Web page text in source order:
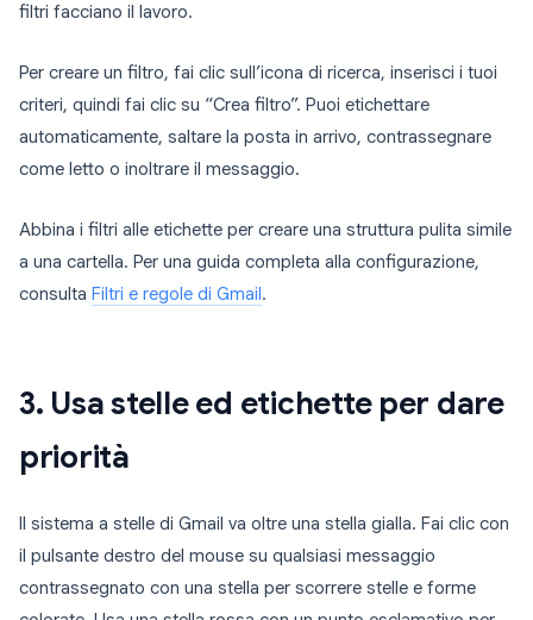
filtri facciano il lavoro.
Per creare un filtro, fai clic sull’icona di ricerca, inserisci i tuoi
criteri, quindi fai clic su “Crea filtro”. Puoi etichettare
automaticamente, saltare la posta in arrivo, contrassegnare
come letto o inoltrare il messaggio.
Abbina i filtri alle etichette per creare una struttura pulita simile
a una cartella. Per una guida completa alla configurazione,
consulta Filtri e regole di Gmail .
3. Usa stelle ed etichette per dare
priorità
Il sistema a stelle di Gmail va oltre una stella gialla. Fai clic con
il pulsante destro del mouse su qualsiasi messaggio
contrassegnato con una stella per scorrere stelle e forme